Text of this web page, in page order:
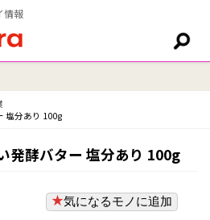
情報
塩分あり 100g
発酵バター 塩分あり 100g
気になるモノに追加